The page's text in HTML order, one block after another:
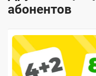
абонентов